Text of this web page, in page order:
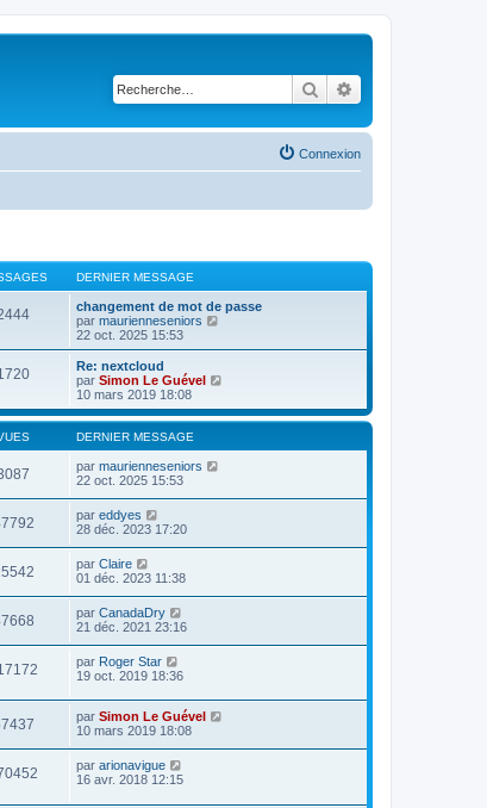
Rechercher
Connexion
DERNIER MESSAGE
changement de mot de passe
par maurienneseniors
i
l
e
e
n
m
s
22 oct. 2025 15:53
Re: nextcloud
par Simon Le Guével
i
r
e
r
s
e
10 mars 2019 18:08
DERNIER MESSAGE
par maurienneseniors
22 oct. 2025 15:53
par eddyes
28 déc. 2023 17:20
par Claire
01 déc. 2023 11:38
par CanadaDry
21 déc. 2021 23:16
par Roger Star
19 oct. 2019 18:36
par Simon Le Guével
10 mars 2019 18:08
par arionavigue
16 avr. 2018 12:15